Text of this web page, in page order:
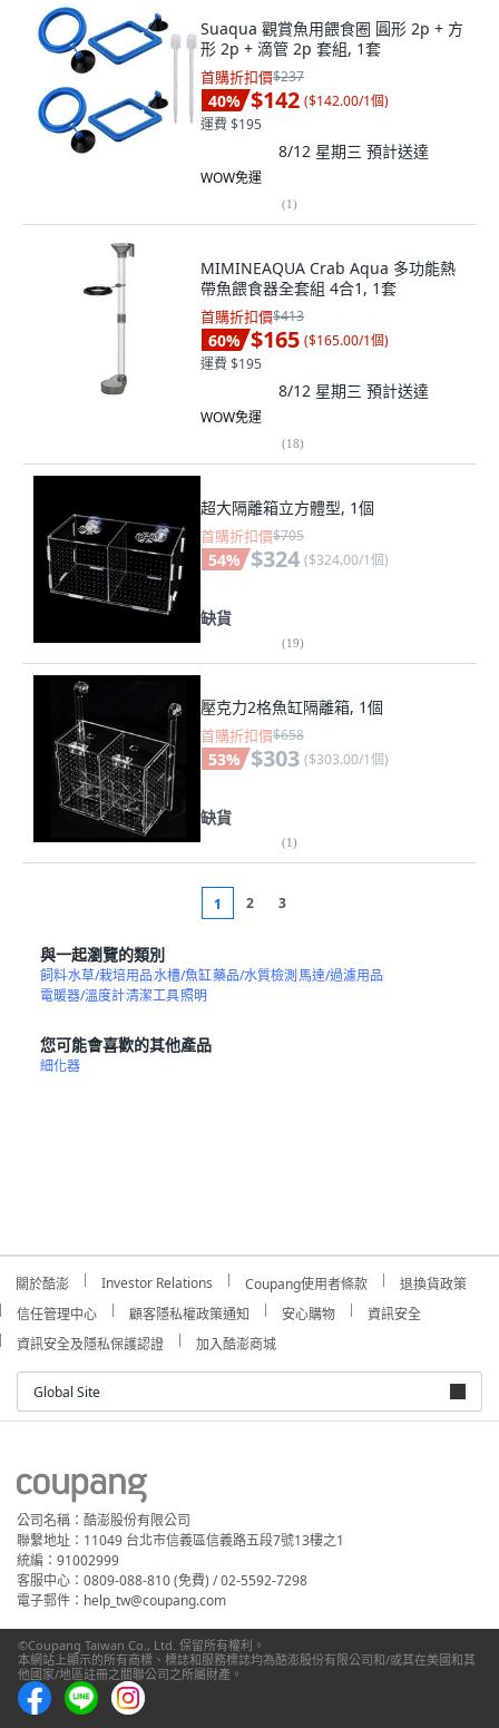
Suaqua 觀賞魚用餵食圈 圓形 2p + 方
形 2p + 滴管 2p 套組, 1套
首購折扣價$237
40% $142 ($142.00/1個)
運費 $195
8/12 星期三 預計送達
WOW免運
(1)
MIMINEAQUA Crab Aqua 多功能熱
帶魚餵食器全套組 4合1, 1套
首購折扣價$413
60% $165 ($165.00/1個)
運費 $195
8/12 星期三 預計送達
WOW免運
(18)
超大隔離箱立方體型, 1個
首購折扣價$705
54% $324 ($324.00/1個)
缺貨
(19)
壓克力2格魚缸隔離箱, 1個
首購折扣價$658
53% $303 ($303.00/1個)
缺貨
(1)
1 2 3
與一起瀏覽的類別
飼料水草/栽培用品水槽/魚缸藥品/水質檢測馬達/過濾用品
電暖器/溫度計清潔工具照明
您可能會喜歡的其他產品
細化器
關於酷澎 Investor Relations Coupang使用者條款
退換貨政策
信任管理中心
顧客隱私權政策通知 安心購物
資訊安全
資訊安全及隱私保護認證
加入酷澎商城
Global Site
公司名稱：酷澎股份有限公司
聯繫地址：11049 台北市信義區信義路五段7號13樓之1
統編：91002999
客服中心：0809-088-810 (免費) / 02-5592-7298
電子郵件：help_tw@coupang.com
©Coupang Taiwan Co., Ltd. 保留所有權利。
本網站上顯示的所有商標、標誌和服務標誌均為酷澎股份有限公司和/或其在美國和其
他國家/地區註冊之關聯公司之所屬財產。